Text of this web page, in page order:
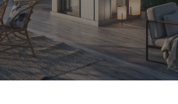
LOGGA IN